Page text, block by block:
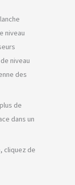
niveau
niveau
des
de
dans un
cliquez de